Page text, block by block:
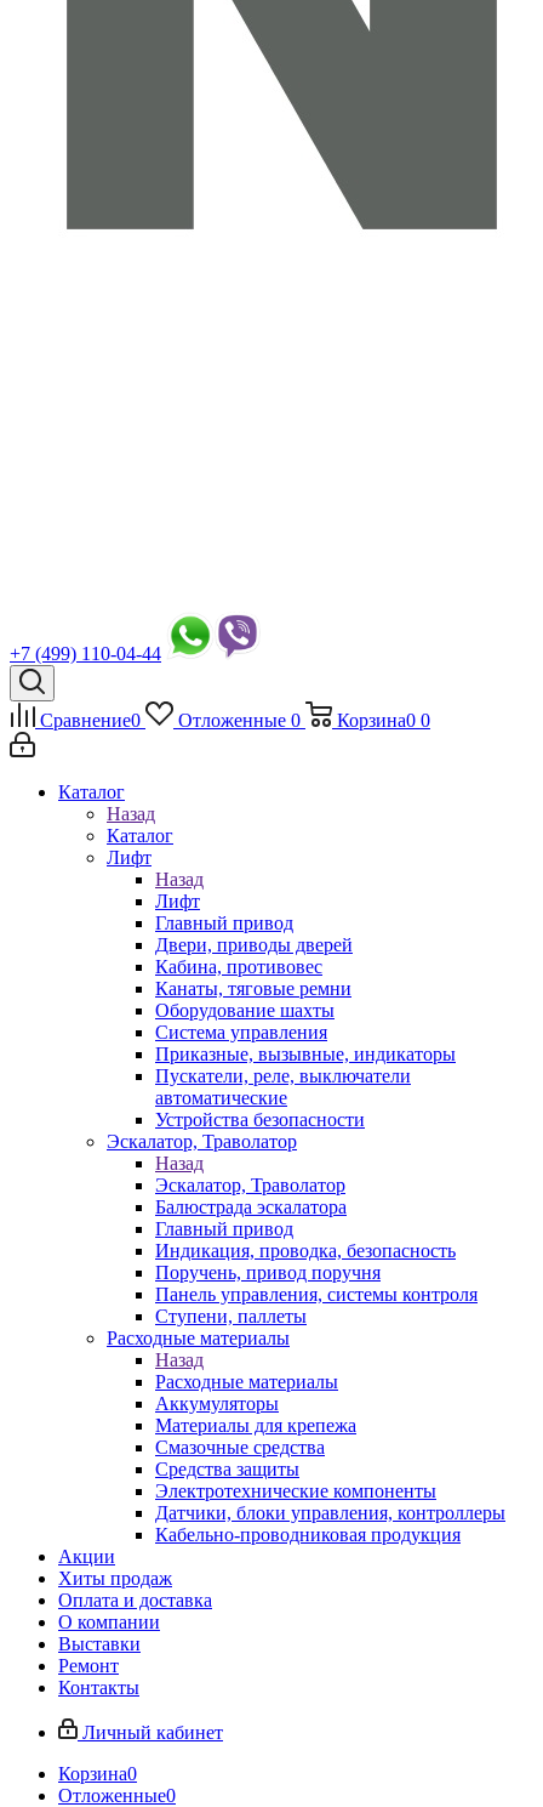
+7 (499) 110-04-44
Сравнение0 Отложенные 0 Корзина0 0
Каталог
Назад
Каталог
Лифт
Назад
Лифт
Главный привод
Двери, приводы дверей
Кабина, противовес
Канаты, тяговые ремни
Оборудование шахты
Система управления
Приказные, вызывные, индикаторы
Пускатели, реле, выключатели
автоматические
Устройства безопасности
Эскалатор, Траволатор
Назад
Эскалатор, Траволатор
Балюстрада эскалатора
Главный привод
Индикация, проводка, безопасность
Поручень, привод поручня
Панель управления, системы контроля
Ступени, паллеты
Расходные материалы
Назад
Расходные материалы
Аккумуляторы
Материалы для крепежа
Смазочные средства
Средства защиты
Электротехнические компоненты
Датчики, блоки управления, контроллеры
Кабельно-проводниковая продукция
Акции
Хиты продаж
Оплата и доставка
О компании
Выставки
Ремонт
Контакты
Личный кабинет
Корзина0
Отложенные0